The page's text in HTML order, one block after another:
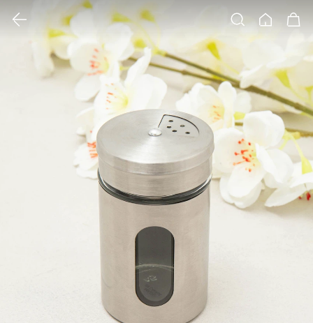
홈
클릭 시 이미지 확대 보기 팝업 열림